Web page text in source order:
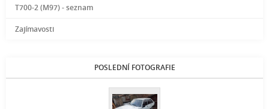
T700-2 (M97) - seznam
Zajímavosti
POSLEDNÍ FOTOGRAFIE